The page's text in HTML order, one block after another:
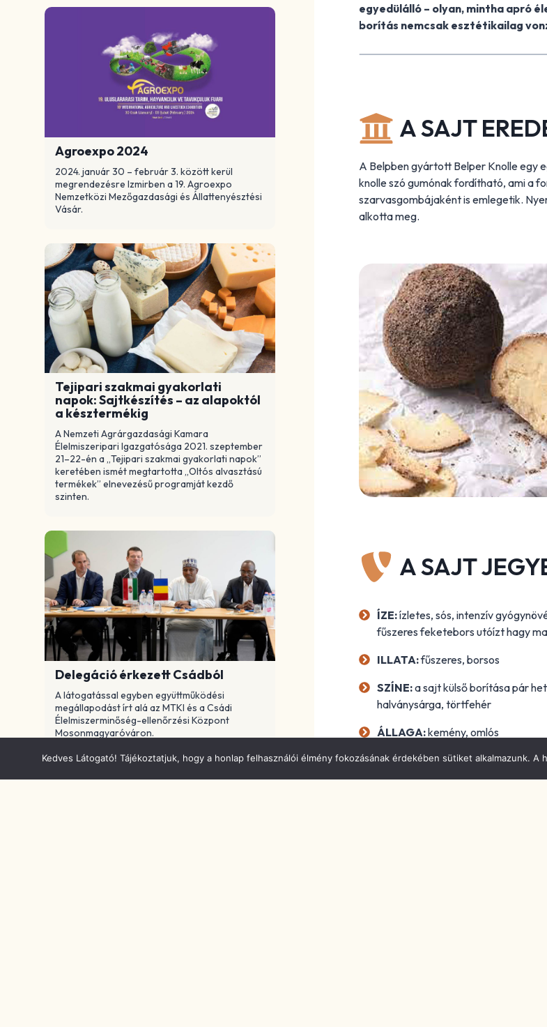
egyedülálló – olyan, mintha apró
borítás nemcsak esztétikailag
A SAJT
A Belpben gyártott Belper Knolle egy
knolle szó gumónak fordítható, ami a
szarvasgombájaként is emlegetik.
alkotta meg.
A SAJT
ÍZE:ízletes, sós, intenzív
fűszeres feketebors utóízt hagy
ILLATA:fűszeres, borsos
SZÍNE:a sajt külső borítása pár
halványsárga, törtfehér
ÁLLAGA:kemény, omlós
FELHASZNÁLT TE J:nyers
Agroexpo 2024
2024. január 30 – február 3. között kerül
megrendezésre Izmirben a 19. Agroexpo
Nemzetközi Mezőgazdasági és Állattenyésztési
Vásár.
Tejipari szakmai gyakorlati
napok: Sajtkészítés – az alapoktól
a késztermékig
A Nemzeti Agrárgazdasági Kamara
Élelmiszeripari Igazgatósága 2021. szeptember
21–22-én a „Tejipari szakmai gyakorlati napok”
keretében ismét megtartotta „Oltós alvasztású
termékek” elnevezésű programját kezdő
szinten.
Delegáció érkezett Csádból
A látogatással egyben együttműködési
megállapodást írt alá az MTKI és a Csádi
Élelmiszerminőség-ellenőrzési Központ
Mosonmagyaróváron.
Kedves Látogató! Tájékoztatjuk, hogy a honlap felhasználói élmény fokozásának érdekében sütiket alkalmazunk.